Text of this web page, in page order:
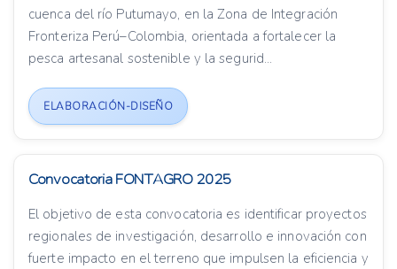
cuenca del río Putumayo, en la Zona de Integración
Fronteriza Perú–Colombia, orientada a fortalecer la
pesca artesanal sostenible y la segurid...
ELABORACIÓN-DISEÑO
Convocatoria FONTAGRO 2025
El objetivo de esta convocatoria es identificar proyectos
regionales de investigación, desarrollo e innovación con
fuerte impacto en el terreno que impulsen la eficiencia y